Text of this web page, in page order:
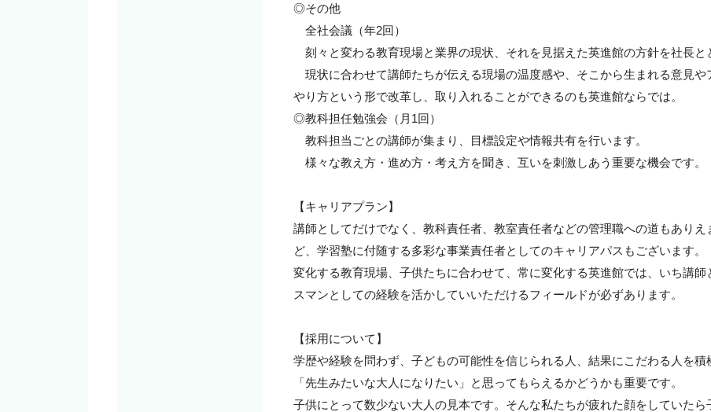
◎その他
全社会議（年2回）
刻々と変わる教育現場と業界の現状、それを見据えた英進館の方針を社長と
現状に合わせて講師たちが伝える現場の温度感や、そこから生まれる意見
やり方という形で改革し、取り入れることができるのも英進館ならでは。
◎教科担任勉強会（月1回）
教科担当ごとの講師が集まり、目標設定や情報共有を行います。
様々な教え方・進め方・考え方を聞き、互いを刺激しあう重要な機会です。
【キャリアプラン】
講師としてだけでなく、教科責任者、教室責任者などの管理職への道もあり
ど、学習塾に付随する多彩な事業責任者としてのキャリアパスもございます。
変化する教育現場、子供たちに合わせて、常に変化する英進館では、いち講
スマンとしての経験を活かしていいただけるフィールドが必ずあります。
【採用について】
学歴や経験を問わず、子どもの可能性を信じられる人、結果にこだわる人を積
「先生みたいな大人になりたい」と思ってもらえるかどうかも重要です。
子供にとって数少ない大人の見本です。そんな私たちが疲れた顔をしていた